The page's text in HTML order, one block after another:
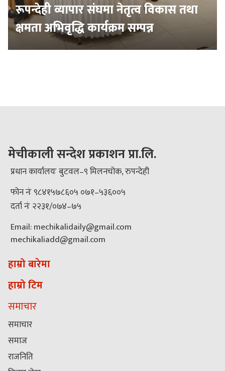
रूपन्देही व्यापार संघमा नेतृत्व विकास तथा
क्षमता अभिवृद्धि कार्यक्रम सम्पन्न
मेचीकाली सन्देश प्रकाशन प्रा.लि.
प्रधान कार्यालयः बुटवल–९ मिलनचोक, रुपन्देही
फोन नंः ९८४१५७८६०५ ०७१–५३६००५
दर्ता नंः २२३१/०७४–७५
Email: mechikalidaily@gmail.com
mechikaliadd@gmail.com
हाम्रो बारेमा
हाम्रो टिम
समाचार
समाचार
समाज
राजनिति